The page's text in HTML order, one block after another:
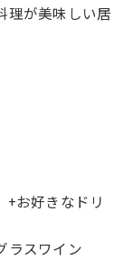
理が美味しい居
+お好きなドリ
ラスワイン